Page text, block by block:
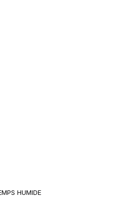
HUMIDE